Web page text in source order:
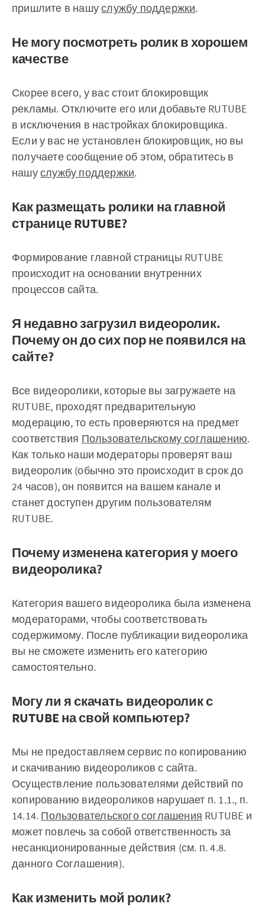
пришлите в нашуслужбу поддержки.
Не могу посмотреть ролик в хорошем
качестве
Скорее всего, у вас стоит блокировщик
рекламы. Отключите его или добавьте RUTUBE
в исключения в настройках блокировщика.
Если у вас не установлен блокировщик, но вы
получаете сообщение об этом, обратитесь в
нашуслужбу поддержки.
Как размещать ролики на главной
странице RUTUBE?
Формирование главной страницы RUTUBE
происходит на основании внутренних
процессов сайта.
Я недавно загрузил видеоролик.
Почему он до сих пор не появился на
сайте?
Все видеоролики, которые вы загружаете на
RUTUBE, проходят предварительную
модерацию, то есть проверяются на предмет
соответствия Пользовательскому соглашению.
Как только наши модераторы проверят ваш
видеоролик (обычно это происходит в срок до
24 часов), он появится на вашем канале и
станет доступен другим пользователям
RUTUBE.
Почему изменена категория у моего
видеоролика?
Категория вашего видеоролика была изменена
модераторами, чтобы соответствовать
содержимому. После публикации видеоролика
вы не сможете изменить его категорию
самостоятельно.
Могу ли я скачать видеоролик с
RUTUBE на свой компьютер?
Мы не предоставляем сервис по копированию
и скачиванию видеороликов с сайта.
Осуществление пользователями действий по
копированию видеороликов нарушает п. 1.1., п.
14.14. Пользовательского соглашения RUTUBE и
может повлечь за собой ответственность за
несанкционированные действия (см. п. 4.8.
данного Соглашения).
Как изменить мой ролик?